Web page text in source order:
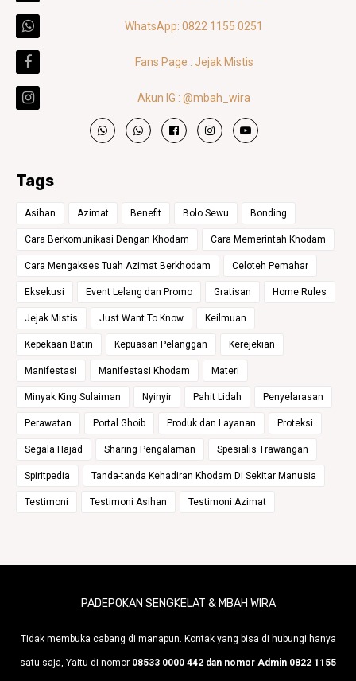
WhatsApp: 0822 1155 0251
Fans Page : Jejak Mistis
Akun IG : @mbah_wira
Tags
Asihan Azimat Benefit Bolo Sewu Bonding
Cara Berkomunikasi Dengan Khodam Cara Memerintah Khodam
Cara Mengakses Tuah Azimat Berkhodam Celoteh Pemahar
Eksekusi Event Lelang dan Promo Gratisan Home Rules
Jejak Mistis Just Want To Know Keilmuan
Kepekaan Batin Kepuasan Pelanggan Kerejekian
Manifestasi Manifestasi Khodam Materi
Minyak King Sulaiman Nyinyir Pahit Lidah Penyelarasan
Perawatan Portal Ghoib Produk dan Layanan Proteksi
Segala Hajad Sharing Pengalaman Spesialis Trawangan
Spiritpedia Tanda-tanda Kehadiran Khodam Di Sekitar Manusia
Testimoni Testimoni Asihan Testimoni Azimat
PADEPOKAN SENGKELAT & MBAH WIRA
Tidak membuka cabang di manapun. Kontak yang bisa di hubungi hanya
satu saja, Yaitu di nomor 08533 0000 442 dan nomor Admin 0822 1155